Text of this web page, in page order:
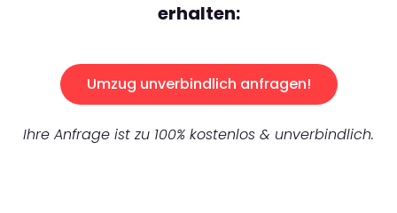
erhalten:
Umzug unverbindlich anfragen!
Ihre Anfrage ist zu 100% kostenlos & unverbindlich.